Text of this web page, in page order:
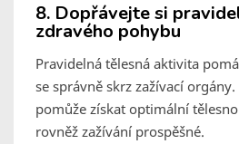
8. Dopřávejte si
zdravého pohybu
Pravidelná tělesná aktivita
se správně skrz zažívací
pomůže získat optimální
rovněž zažívání prospěšné.